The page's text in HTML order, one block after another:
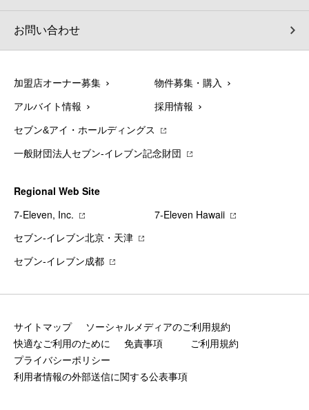
お問い合わせ
加盟店オーナー募集 物件募集・購入
アルバイト情報 採用情報
セブン&アイ・ホールディングス
一般財団法人セブン-イレブン記念財団
Regional Web Site
7‐Eleven, Inc.
7‐Eleven Hawaii
セブン‐イレブン北京・天津
セブン‐イレブン成都
サイトマップ
ソーシャルメディアのご利用規約
快適なご利用のために
免責事項
ご利用規約
プライバシーポリシー
利用者情報の外部送信に関する公表事項